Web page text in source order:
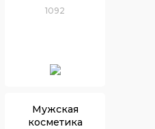
1092
Мужская
косметика